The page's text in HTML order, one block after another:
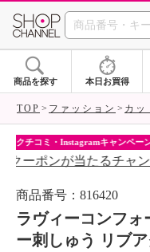
商品を探す 本日お買得
TOP ファッション カッ
ネットデビューキャンペーン
ネットで初めてご購入
商品番号：816420
ラヴィーコンフォ
ー刺しゅう リブ